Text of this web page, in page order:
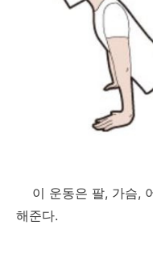
이 운동은 팔, 가슴,
해준다.